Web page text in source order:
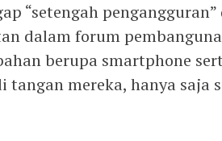
“setengah
dalam forum
berupa smartphone
tangan mereka, hanya